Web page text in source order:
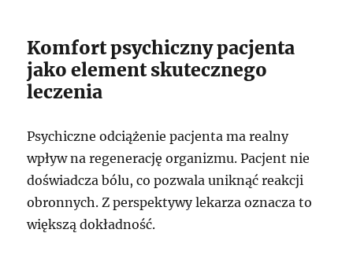
Komfort psychiczny pacjenta
jako element skutecznego
leczenia
Psychiczne odciążenie pacjenta ma realny
wpływ na regenerację organizmu. Pacjent nie
doświadcza bólu, co pozwala uniknąć reakcji
obronnych. Z perspektywy lekarza oznacza to
większą dokładność.